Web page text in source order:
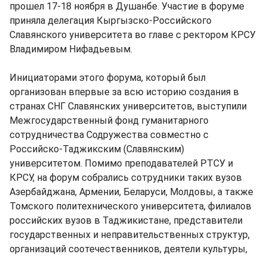
прошел 17-18 ноября в Душанбе. Участие в форуме
приняла делегация Кыргызско-Российского
Славянского университета во главе с ректором КРСУ
Владимиром Нифадьевым.
Инициаторами этого форума, который был
организован впервые за всю историю создания в
странах СНГ Славянских университетов, выступили
Межгосударственный фонд гуманитарного
сотрудничества Содружества совместно с
Российско-Таджикским (Славянским)
университетом. Помимо преподавателей РТСУ и
КРСУ, на форум собрались сотрудники таких вузов
Азербайджана, Армении, Беларуси, Молдовы, а также
Томского политехнического университета, филиалов
российских вузов в Таджикистане, представители
государственных и неправительственных структур,
организаций соотечественников, деятели культуры,